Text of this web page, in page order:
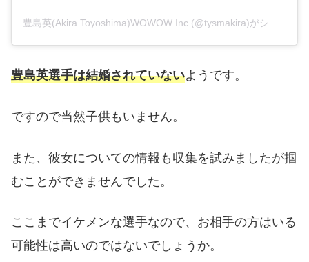
豊島英選手は結婚されていないようです。
ですので当然子供もいません。
また、彼女についての情報も収集を試みましたが掴
むことができませんでした。
ここまでイケメンな選手なので、お相手の方はいる
可能性は高いのではないでしょうか。